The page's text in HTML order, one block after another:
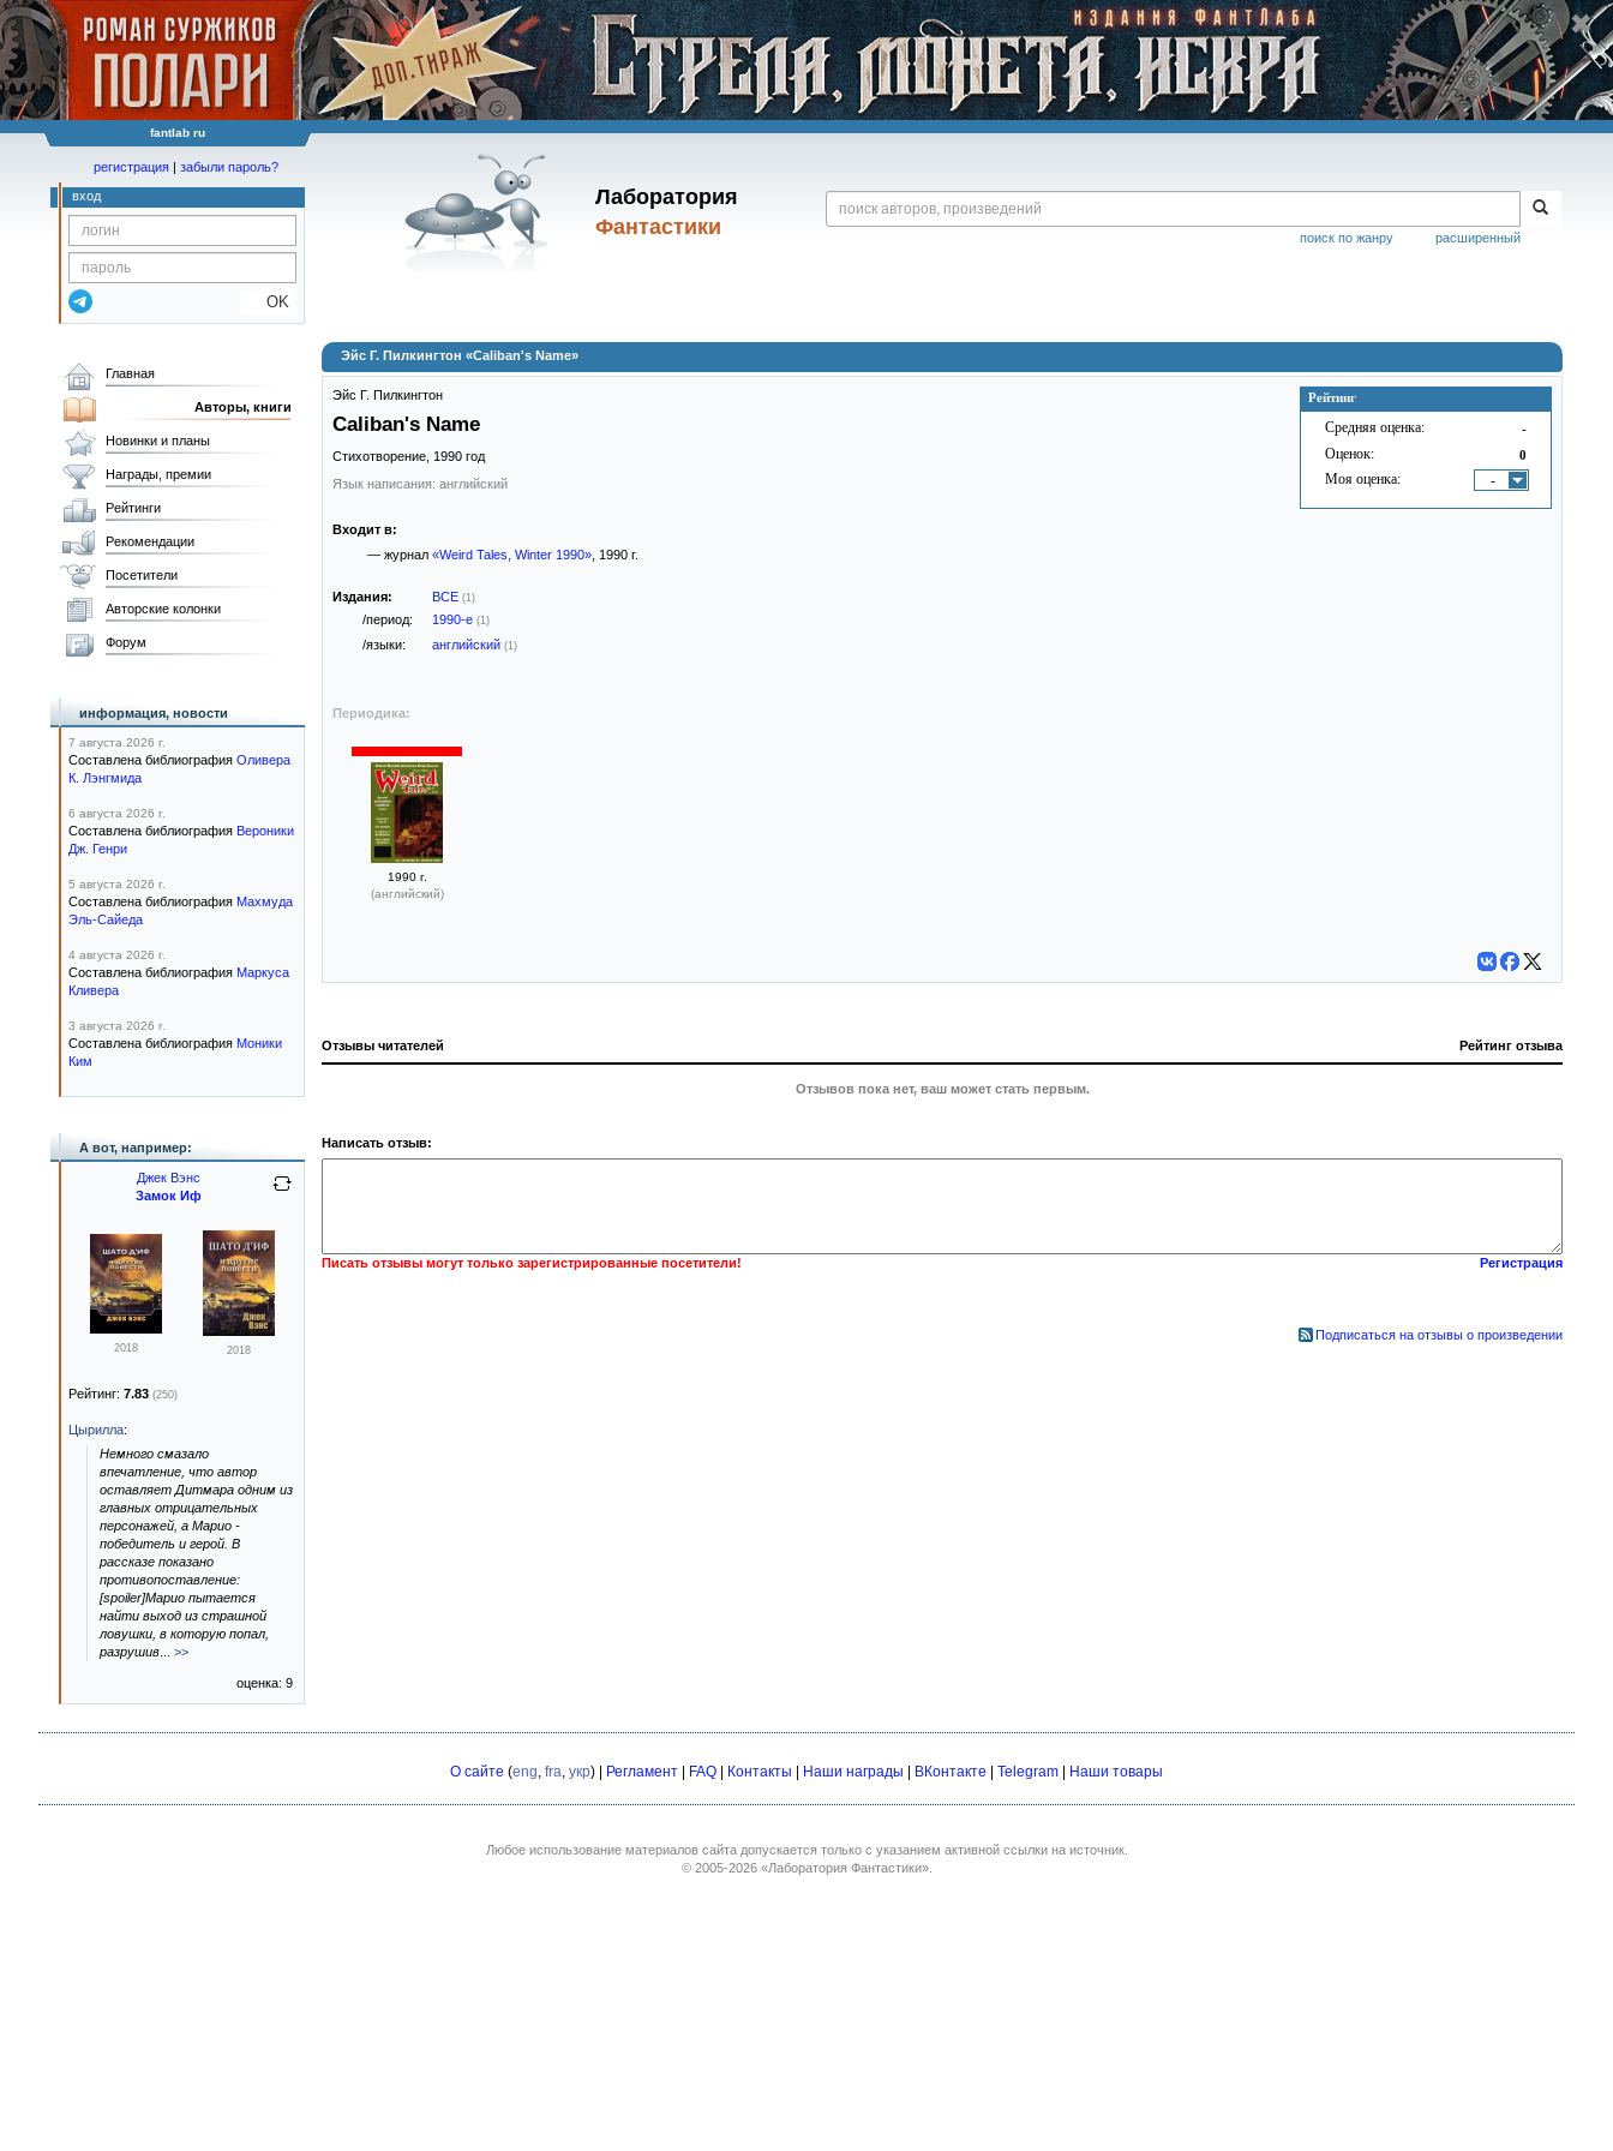
fantlab ru
Лаборатория
Фантастики
расширенный
поиск по жанру
регистрация | забыли пароль?
вход
OK
Эйс Г. Пилкингтон «Caliban's Name»
Рейтинг
Средняя оценка: -
Оценок: 0
Моя оценка: -
Эйс Г. Пилкингтон
Caliban's Name
Стихотворение, 1990 год
Язык написания: английский
Входит в:
— журнал «Weird Tales, Winter 1990», 1990 г.
Издания: ВСЕ (1)
/период: 1990-е (1)
/языки: английский (1)
Периодика:
1990 г.
(английский)
Отзывы читателей Рейтинг отзыва
Отзывов пока нет, ваш может стать первым.
Написать отзыв:
Писать отзывы могут только зарегистрированные посетители! Регистрация
Подписаться на отзывы о произведении
Главная
Авторы, книги
Новинки и планы
Награды, премии
Рейтинги
Рекомендации
Посетители
Авторские колонки
Форум
информация, новости
7 августа 2026 г.
Составлена библиография Оливера
К. Лэнгмида
6 августа 2026 г.
Составлена библиография Вероники
Дж. Генри
5 августа 2026 г.
Составлена библиография Махмуда
Эль-Сайеда
4 августа 2026 г.
Составлена библиография Маркуса
Кливера
3 августа 2026 г.
Составлена библиография Моники
Ким
А вот, например:
Джек Вэнс
Замок Иф
2018 2018
Рейтинг: 7.83 (250)
Цырилла:
Немного смазало
впечатление, что автор
оставляет Дитмара одним из
главных отрицательных
персонажей, а Марио -
победитель и герой. В
рассказе показано
противопоставление:
[spoiler]Марио пытается
найти выход из страшной
ловушки, в которую попал,
разрушив
>>
оценка: 9
О сайте (eng, fra, укр) | Регламент FAQ Контакты Наши награды ВКонтакте Telegram Наши товары
Любое использование материалов сайта допускается только с указанием активной ссылки на источник.
© 2005-2026 «Лаборатория Фантастики».